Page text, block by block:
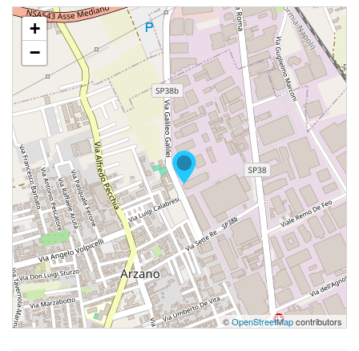
+
−
©OpenStreetMapcontributors